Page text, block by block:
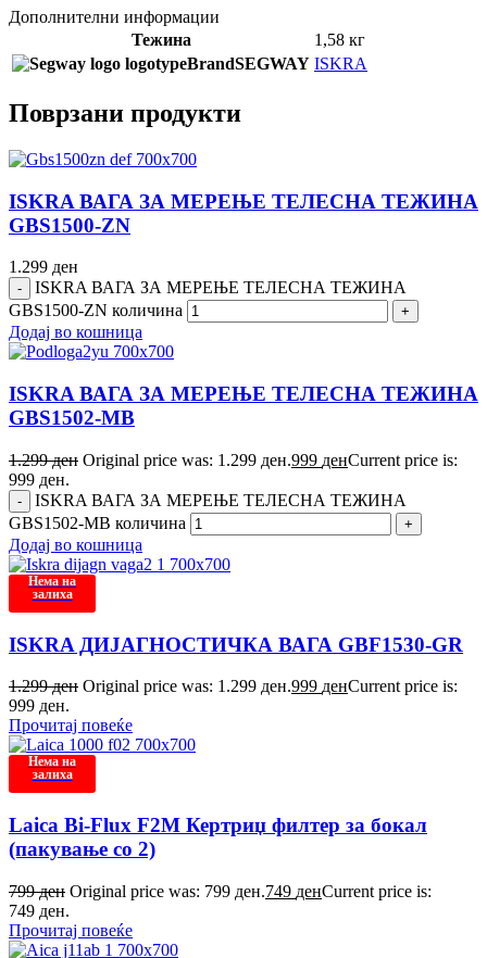
Дополнителни информации
Тежина
1,58 кг
BrandSEGWAY ISKRA
Поврзани продукти
ISKRA ВАГА ЗА МЕРЕЊЕ ТЕЛЕСНА ТЕЖИНА
GBS1500-ZN
1.299 ден
ISKRA ВАГА ЗА МЕРЕЊЕ ТЕЛЕСНА ТЕЖИНА
GBS1500-ZN количина
Додај во кошница
ISKRA ВАГА ЗА МЕРЕЊЕ ТЕЛЕСНА ТЕЖИНА
GBS1502-MB
1.299ден Original price was: 1.299 ден.999 денCurrent price is:
999 ден.
ISKRA ВАГА ЗА МЕРЕЊЕ ТЕЛЕСНА ТЕЖИНА
GBS1502-MB количина
Додај во кошница
Нема на
залиха
ISKRA ДИЈАГНОСТИЧКА ВАГА GBF1530-GR
1.299ден Original price was: 1.299 ден.999 денCurrent price is:
999 ден.
Прочитај повеќе
Нема на
залиха
Laica Bi-Flux F2M Кертриџ филтер за бокал
(пакување со 2)
799ден Original price was: 799 ден.749 денCurrent price is:
749 ден.
Прочитај повеќе